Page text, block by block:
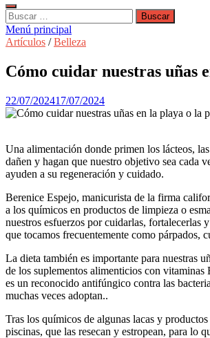
Buscar:
Menú principal
Artículos /Belleza
Cómo cuidar nuestras uñas
22/07/202417/07/2024
Una alimentación donde primen los lácteos,
dañen y hagan que nuestro objetivo sea cada
ayuden a su regeneración y cuidado.
Berenice Espejo, manicurista de la firma
a los químicos en productos de limpieza o
nuestros esfuerzos por cuidarlas, fortalecerlas
que tocamos frecuentemente como párpados,
La dieta también es importante para nuestras
de los suplementos alimenticios con
es un reconocido antifúngico contra las
muchas veces adoptan..
Tras los químicos de algunas lacas y
piscinas, que las resecan y estropean, para lo